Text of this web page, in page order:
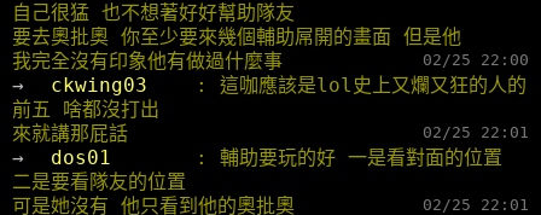
自己很猛 也不想著好好幫助隊友
要去奧批奧 你至少要來幾個輔助屌開的畫面 但是他
我完全沒有印象他有做過什麼事
02/25 22:00
→ ckwing03
: 這咖應該是lol史上又爛又狂的人的
前五 啥都沒打出
來就講那屁話
02/25 22:01
→ dos01
: 輔助要玩的好 一是看對面的位置
二是要看隊友的位置
可是她沒有 他只看到他的奧批奧
02/25 22:01